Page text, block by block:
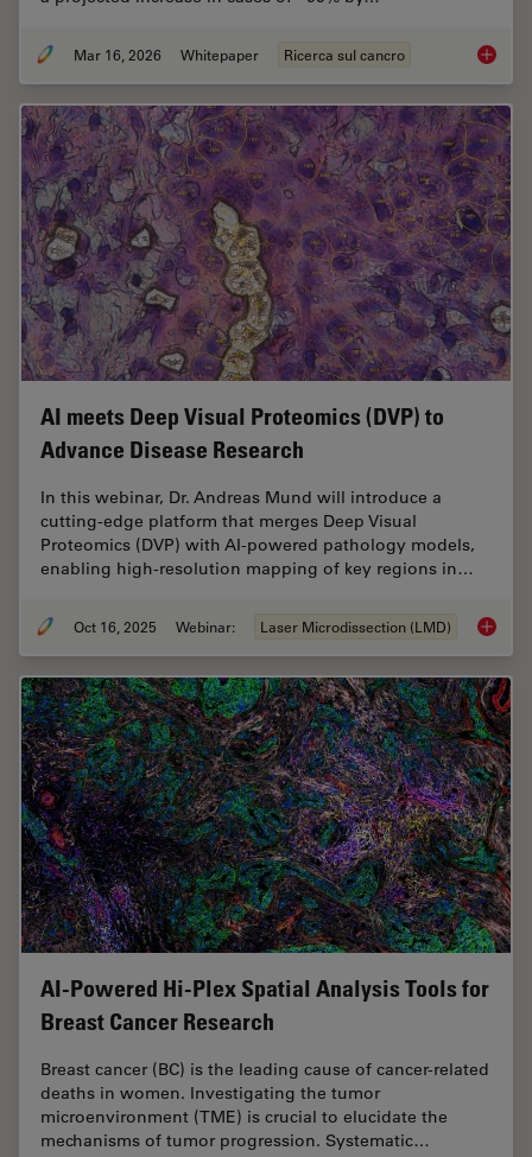
Mar 16, 2026 Whitepaper Ricerca sul cancro
AI meets Deep Visual Proteomics (DVP) to
Advance Disease Research
In this webinar, Dr. Andreas Mund will introduce a
cutting-edge platform that merges Deep Visual
Proteomics (DVP) with AI-powered pathology models,
enabling high-resolution mapping of key regions in…
Oct 16, 2025 Webinar: Laser Microdissection (LMD) AI
AI-Powered Hi-Plex Spatial Analysis Tools for
Breast Cancer Research
Breast cancer (BC) is the leading cause of cancer-related
deaths in women. Investigating the tumor
microenvironment (TME) is crucial to elucidate the
mechanisms of tumor progression. Systematic…